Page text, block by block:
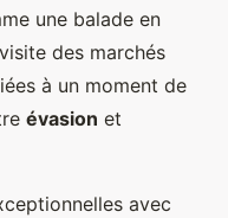
une balade en
des marchés
à un moment de
évasion et
avec